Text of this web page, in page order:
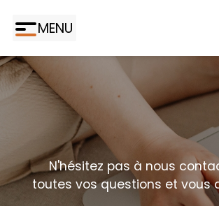
MENU
N'hésitez pas à nous
toutes vos questions et vous